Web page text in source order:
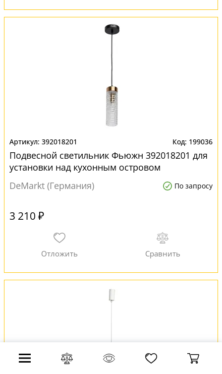
392018201 199036
Подвесной светильник Фьюжн 392018201 для
установки над кухонным островом
DeMarkt (Германия)
По запросу
3 210 ₽